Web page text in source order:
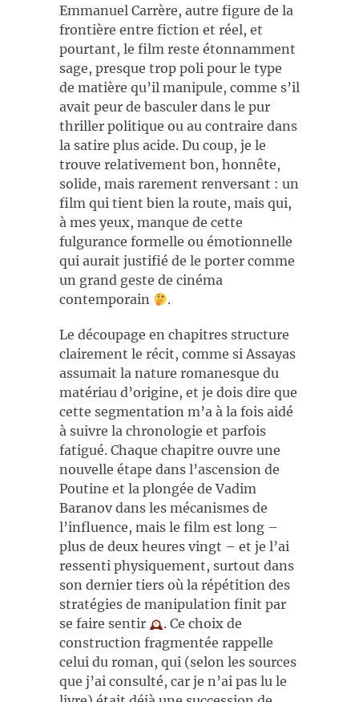
Emmanuel Carrère, autre figure de la
frontière entre fiction et réel, et
pourtant, le film reste étonnamment
sage, presque trop poli pour le type
de matière qu’il manipule, comme s’il
avait peur de basculer dans le pur
thriller politique ou au contraire dans
la satire plus acide. Du coup, je le
trouve relativement bon, honnête,
solide, mais rarement renversant : un
film qui tient bien la route, mais qui,
à mes yeux, manque de cette
fulgurance formelle ou émotionnelle
qui aurait justifié de le porter comme
un grand geste de cinéma
contemporain
.
Le découpage en chapitres structure
clairement le récit, comme si Assayas
assumait la nature romanesque du
matériau d’origine, et je dois dire que
cette segmentation m’a à la fois aidé
à suivre la chronologie et parfois
fatigué. Chaque chapitre ouvre une
nouvelle étape dans l’ascension de
Poutine et la plongée de Vadim
Baranov dans les mécanismes de
l’influence, mais le film est long –
plus de deux heures vingt – et je l’ai
ressenti physiquement, surtout dans
son dernier tiers où la répétition des
stratégies de manipulation finit par
se faire sentir
. Ce choix de
construction fragmentée rappelle
celui du roman, qui (selon les sources
que j’ai consulté, car je n’ai pas lu le